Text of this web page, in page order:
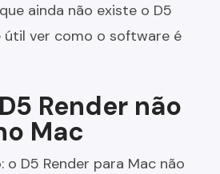
ainda não existe o D5
útil ver como o software é
Render não
Mac
D5 Render para Mac não